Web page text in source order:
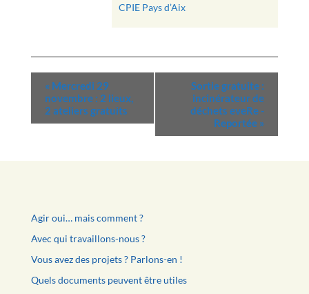
CPIE Pays d’Aix
« Mercredi 29
novembre : 2 lieux,
2 ateliers gratuits
Sortie gratuite :
incinérateur de
déchets eveRe -
Reportée »
Agir oui… mais comment ?
Avec qui travaillons-nous ?
Vous avez des projets ? Parlons-en !
Quels documents peuvent être utiles